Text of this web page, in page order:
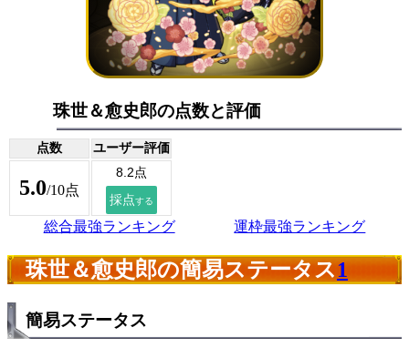
珠世＆愈史郎の点数と評価
点数 ユーザー評価
5.0/10点
総合最強ランキング 運枠最強ランキング
珠世＆愈史郎の簡易ステータス1
簡易ステータス